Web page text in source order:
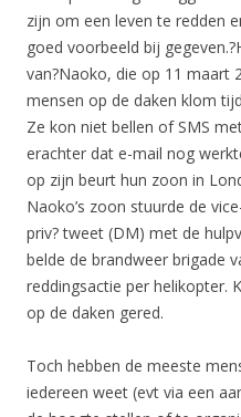
zijn om een leven te redden
goed voorbeeld bij
van?Naoko, die op 11 maart
mensen op de daken klom
Ze kon niet bellen of SMS
erachter dat e-mail nog
op zijn beurt hun zoon in
Naoko’s zoon stuurde de
priv? tweet (DM) met de
belde de brandweer brigade
reddingsactie per helikopter.
op de daken gered.
Toch hebben de meeste
iedereen weet (evt via een